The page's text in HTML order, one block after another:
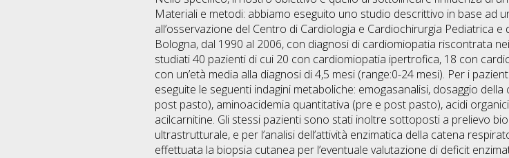
Materiali e metodi: abbiamo eseguito uno studio descrittivo in base ad
all’osservazione del Centro di Cardiologia e Cardiochirurgia Pediatrica e
Bologna, dal 1990 al 2006, con diagnosi di cardiomiopatia riscontrata
studiati 40 pazienti di cui 20 con cardiomiopatia ipertrofica, 18 con
con un’età media alla diagnosi di 4,5 mesi (range:0-24 mesi). Per i
eseguite le seguenti indagini metaboliche: emogasanalisi, dosaggio
post pasto), aminoacidemia quantitativa (pre e post pasto), acidi
acilcarnitine. Gli stessi pazienti sono stati inoltre sottoposti a prelievo
ultrastrutturale, e per l’analisi dell’attività enzimatica della catena
effettuata la biopsia cutanea per l’eventuale valutazione di deficit